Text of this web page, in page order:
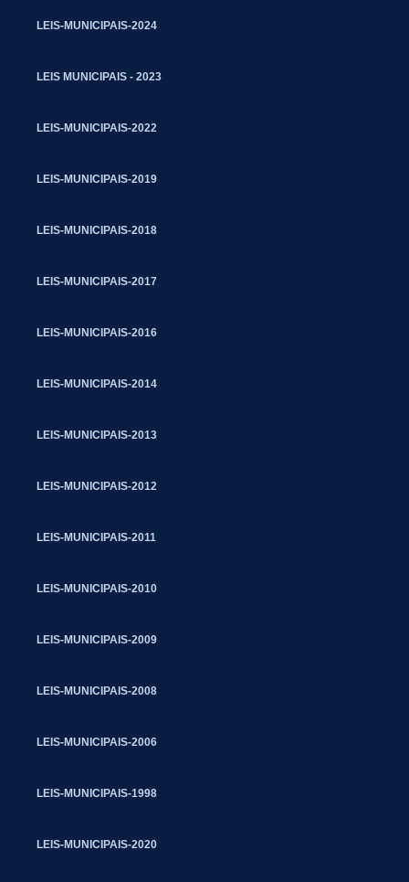
LEIS-MUNICIPAIS-2024
LEIS MUNICIPAIS - 2023
LEIS-MUNICIPAIS-2022
LEIS-MUNICIPAIS-2019
LEIS-MUNICIPAIS-2018
LEIS-MUNICIPAIS-2017
LEIS-MUNICIPAIS-2016
LEIS-MUNICIPAIS-2014
LEIS-MUNICIPAIS-2013
LEIS-MUNICIPAIS-2012
LEIS-MUNICIPAIS-2011
LEIS-MUNICIPAIS-2010
LEIS-MUNICIPAIS-2009
LEIS-MUNICIPAIS-2008
LEIS-MUNICIPAIS-2006
LEIS-MUNICIPAIS-1998
LEIS-MUNICIPAIS-2020